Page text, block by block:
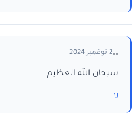
..2 نوفمبر 2024
سبحان الله العظيم
رد